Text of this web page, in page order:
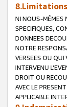
NI NOUS-MÊMES
SPECIFIQUES,
DONNEES
NOTRE
VERSEES OU
INTERVENU
DROIT OU
AVEC LE
APPLICABLE